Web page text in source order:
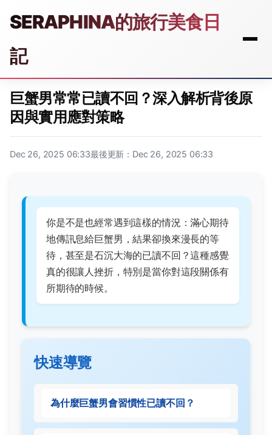
SERAPHINA的旅行美食日
記
巨蟹男常常已讀不回？深入解析背後原
因與實用應對策略
Dec 26, 2025 06:33最後更新：Dec 26, 2025 06:33
你是不是也經常遇到這樣的情況：滿心期待
地傳訊息給巨蟹男，結果卻換來漫長的等
待，甚至是石沉大海的已讀不回？這種感覺
真的很讓人挫折，特別是當你對這段關係有
所期待的時候。
快速導覽
為什麼巨蟹男會習慣性已讀不回？